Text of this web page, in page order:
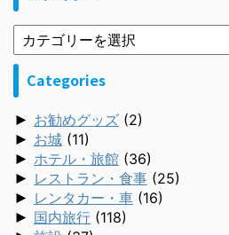
Categories
► お勧めグッズ (2)
► お城 (11)
► ホテル・旅館 (36)
► レストラン・食事 (25)
► レンタカー・車 (16)
► 国内旅行 (118)